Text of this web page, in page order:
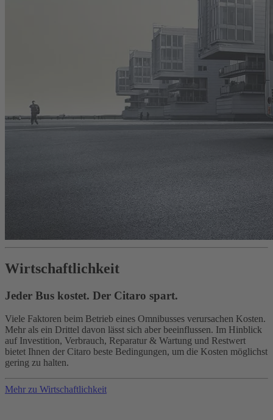
Wirtschaftlichkeit
Jeder Bus kostet. Der Citaro spart.
Viele Faktoren beim Betrieb eines Omnibusses verursachen Kosten.
Mehr als ein Drittel davon lässt sich aber beeinflussen. Im Hinblick
auf Investition, Verbrauch, Reparatur & Wartung und Restwert
bietet Ihnen der Citaro beste Bedingungen, um die Kosten möglichst
gering zu halten.
Mehr zu Wirtschaftlichkeit